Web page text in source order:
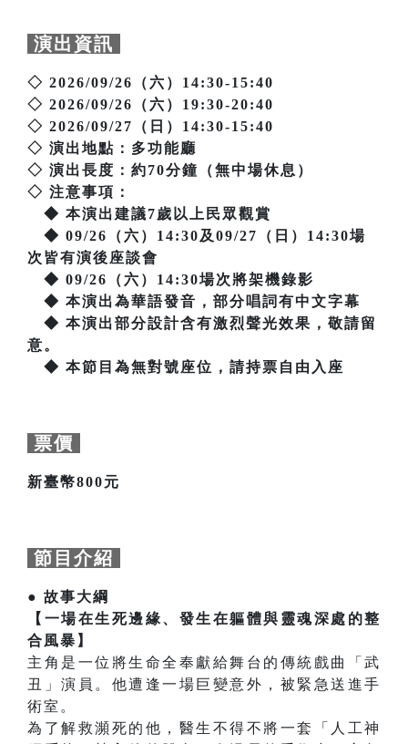
演出資訊
◇ 2026/09/26（六）14:30-15:40
◇ 2026/09/26（六）19:30-20:40
◇ 2026/09/27（日）14:30-15:40
◇ 演出地點：多功能廳
◇ 演出長度：約70分鐘（無中場休息）
◇ 注意事項：
◆ 本演出建議7歲以上民眾觀賞
◆ 09/26（六）14:30及09/27（日）14:30場
次皆有演後座談會
◆ 09/26（六）14:30場次將架機錄影
◆ 本演出為華語發音，部分唱詞有中文字幕
◆ 本演出部分設計含有激烈聲光效果，敬請留
意。
◆ 本節目為無對號座位，請持票自由入座
票價
新臺幣800元
節目介紹
● 故事大綱
【一場在生死邊緣、發生在軀體與靈魂深處的整
合風暴】
主角是一位將生命全奉獻給舞台的傳統戲曲「武
丑」演員。他遭逢一場巨變意外，被緊急送進手
術室。
為了解救瀕死的他，醫生不得不將一套「人工神